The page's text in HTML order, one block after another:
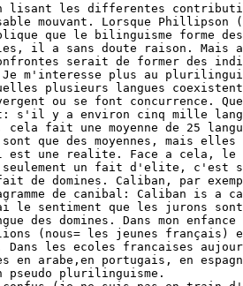
lisant les differentes
mouvant. Lorsque Phillipson
que le bilinguisme forme
il a sans doute raison. Mais
serait de former des
Je m'interesse plus au
plusieurs langues coexistent
ou se font concurrence.
s'il y a environ cinq mille
cela fait une moyenne de 25
que des moyennes, mais
est une realite. Face a cela, le
un fait d'elite, c'est
de domines. Caliban, par
de canibal: Caliban is a
le sentiment que les jurons
des domines. Dans mon
(nous= les jeunes français)
les ecoles francaises
en arabe,en portugais, en
pseudo plurilinguisme.